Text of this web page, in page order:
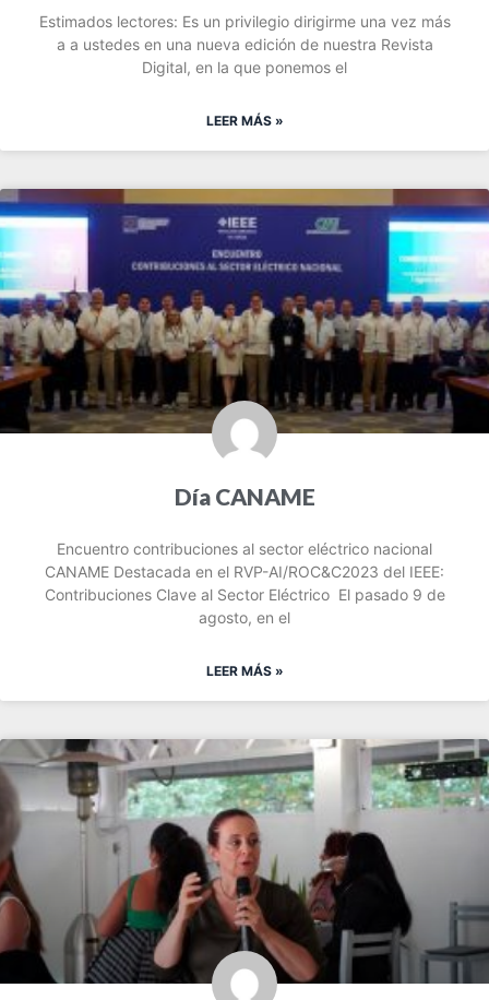
Estimados lectores: Es un privilegio dirigirme una vez más
a a ustedes en una nueva edición de nuestra Revista
Digital, en la que ponemos el
LEER MÁS »
Día CANAME
Encuentro contribuciones al sector eléctrico nacional
CANAME Destacada en el RVP-AI/ROC&C2023 del IEEE:
Contribuciones Clave al Sector Eléctrico El pasado 9 de
agosto, en el
LEER MÁS »